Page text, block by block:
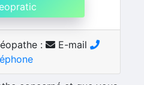
:
E-mail